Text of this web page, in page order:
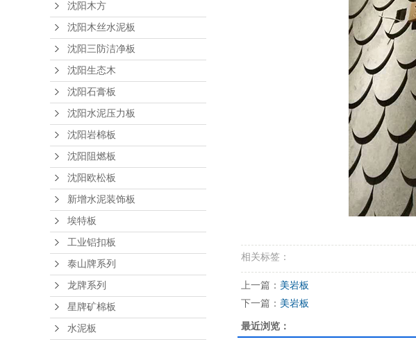
沈阳欧松板
新增水泥装饰板
埃特板
工业铝扣板
泰山牌系列
龙牌系列
星牌矿棉板
水泥板
硅酸盐防火板
沈阳木方
沈阳木丝水泥板
沈阳三防洁净板
沈阳生态木
沈阳石膏板
沈阳水泥压力板
沈阳岩棉板
沈阳阻燃板
沈阳欧松板
新增水泥装饰板
埃特板
工业铝扣板
泰山牌系列
龙牌系列
星牌矿棉板
水泥板
相关标签：
上一篇： 美岩板
下一篇： 美岩板
最近浏览：